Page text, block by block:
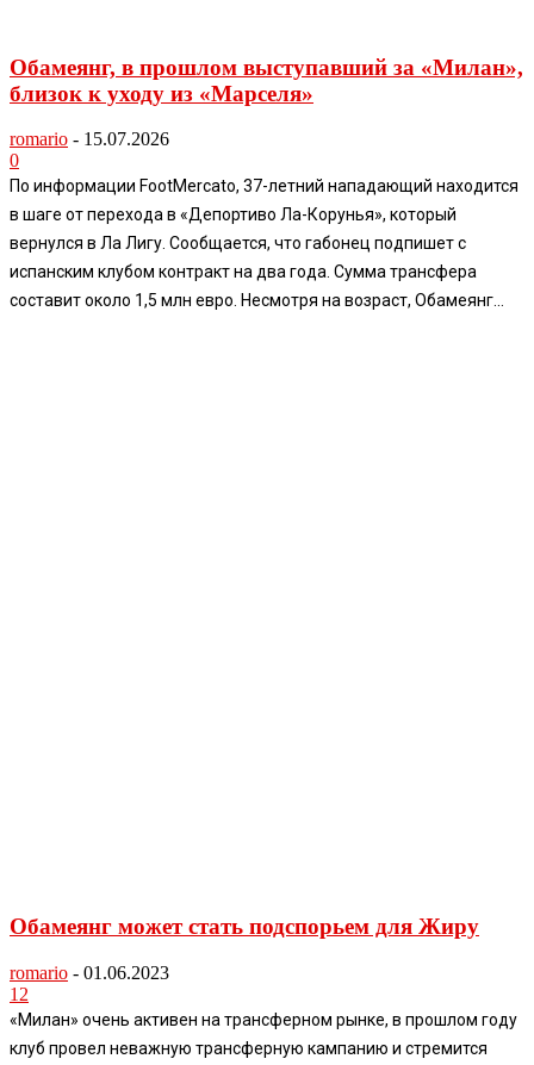
Обамеянг, в прошлом выступавший за «Милан»,
близок к уходу из «Марселя»
romario - 15.07.2026
0
По информации FootMercato, 37-летний нападающий находится
в шаге от перехода в «Депортиво Ла-Корунья», который
вернулся в Ла Лигу. Сообщается, что габонец подпишет с
испанским клубом контракт на два года. Сумма трансфера
составит около 1,5 млн евро. Несмотря на возраст, Обамеянг...
Обамеянг может стать подспорьем для Жиру
romario - 01.06.2023
12
«Милан» очень активен на трансферном рынке, в прошлом году
клуб провел неважную трансферную кампанию и стремится